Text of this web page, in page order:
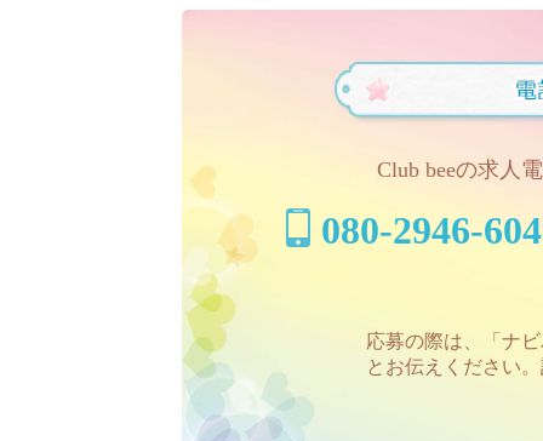
Club beeの求人
080-2946-
応募の際は、「ナ
とお伝えください